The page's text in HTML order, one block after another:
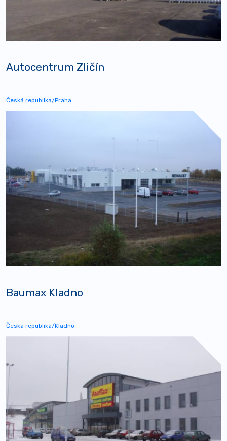
Autocentrum Zličín
Česká republika/Praha
Baumax Kladno
Česká republika/Kladno